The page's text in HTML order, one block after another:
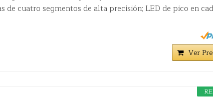
de cuatro segmentos de alta precisión; LED de pico en
Ver